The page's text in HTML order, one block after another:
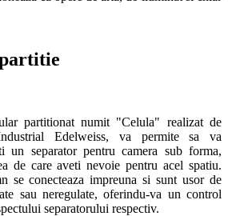
partitionat numit "Celula" realizat de
Edelweiss, va permite sa va
un separator pentru camera sub forma,
de care aveti nevoie pentru acel spatiu.
se conecteaza impreuna si sunt usor de
sau neregulate, oferindu-va un control
separatorului respectiv.